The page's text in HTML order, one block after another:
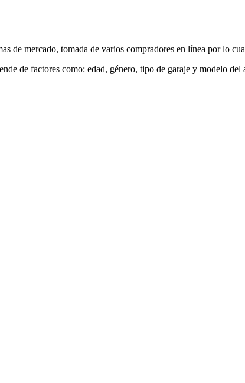
de mercado, tomada de varios compradores en línea por lo
de factores como: edad, género, tipo de garaje y modelo